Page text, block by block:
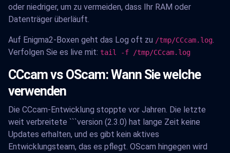
oder niedriger, um zu vermeiden, dass Ihr RAM oder
Datenträger überläuft.
Auf Enigma2-Boxen geht das Log oft zu /tmp/CCcam.log
Verfolgen Sie es live mit: tail -f /tmp/CCcam.log
CCcam vs OScam: Wann Sie welche
verwenden
Die CCcam-Entwicklung stoppte vor Jahren. Die letzte
weit verbreitete ```version (2.3.0) hat lange Zeit keine
Updates erhalten, und es gibt kein aktives
Entwicklungsteam, das es pflegt. OScam hingegen wird